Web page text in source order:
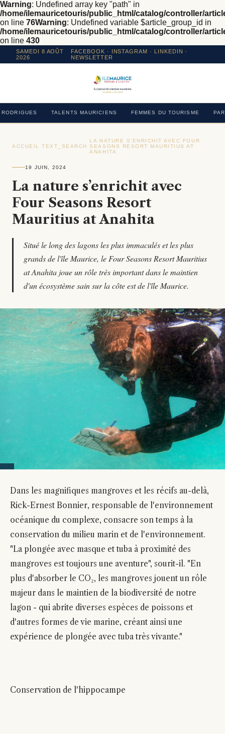
Warning: Undefined array key "path" in
/home/ilemauricetouris/public_html/catalog/controller/
on line 76Warning: Undefined variable $article_group_id in
/home/ilemauricetouris/public_html/catalog/controller/
on line 430
SAMEDI 8 AOÛT
2026
FACEBOOK · INSTAGRAM · LINKEDIN ·
NEWSLETTER
RODRIGUES TALENTS MAURICIENS FEMMES DU TOURISME
ACCUEIL ›TEXT_SEARCH ›
LA NATURE S’ENRICHIT AVEC FOUR
SEASONS RESORT MAURITIUS AT
ANAHITA
19 JUIN, 2024
La nature s’enrichit avec
Four Seasons Resort
Mauritius at Anahita
Situé le long des lagons les plus immaculés et les plus
grands de l'île Maurice, le Four Seasons Resort Mauritius
at Anahita joue un rôle très important dans le maintien
d'un écosystème sain sur la côte est de l'île Maurice.
Dans les magnifiques mangroves et les récifs au-delà,
Rick-Ernest Bonnier, responsable de l'environnement
océanique du complexe, consacre son temps à la
conservation du milieu marin et de l'environnement.
"La plongée avec masque et tuba à proximité des
mangroves est toujours une aventure", sourit-il. "En
plus d'absorber le CO₂, les mangroves jouent un rôle
majeur dans le maintien de la biodiversité de notre
lagon - qui abrite diverses espèces de poissons et
d'autres formes de vie marine, créant ainsi une
expérience de plongée avec tuba très vivante."
Conservation de l'hippocampe